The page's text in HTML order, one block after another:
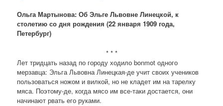
Ольга Мартынова: Об Эльге Львовне Линецкой, к
столетию со дня рождения (22 января 1909 года,
Петербург)
* * *
Лет тридцать назад по городу ходило bonmot одного
мерзавца: Эльга Львовна Линецкая-де учит своих учеников
пользоваться ножом и вилкой, но не кладет им на тарелку
мяса. Поэтому-де, когда мясо им все-таки достается, они
начинают рвать его руками.